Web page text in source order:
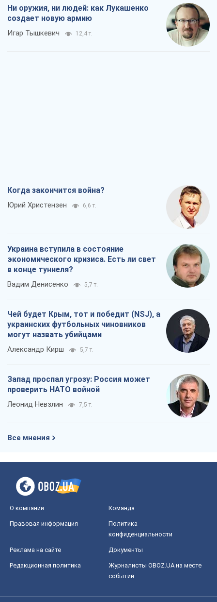
Ни оружия, ни людей: как Лукашенко
создает новую армию
Игар Тышкевич 12,4 т.
Когда закончится война?
Юрий Христензен 6,6 т.
Украина вступила в состояние
экономического кризиса. Есть ли свет
в конце туннеля?
Вадим Денисенко 5,7 т.
Чей будет Крым, тот и победит (NSJ), а
украинских футбольных чиновников
могут назвать убийцами
Александр Кирш 5,7 т.
Запад проспал угрозу: Россия может
проверить НАТО войной
Леонид Невзлин 7,5 т.
Все мнения
О компании Команда
Правовая информация
Политика
конфиденциальности
Реклама на сайте Документы
Редакционная политика
Журналисты OBOZ.UA на месте
событий